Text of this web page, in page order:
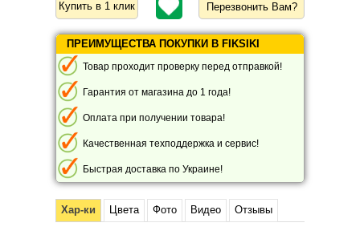
Перезвонить Вам?
ПРЕИМУЩЕСТВА ПОКУПКИ В FIKSIKI
Товар проходит проверку перед отправкой!
Гарантия от магазина до 1 года!
Оплата при получении товара!
Качественная техподдержка и сервис!
Быстрая доставка по Украине!
Хар-ки Цвета Фото Видео Отзывы